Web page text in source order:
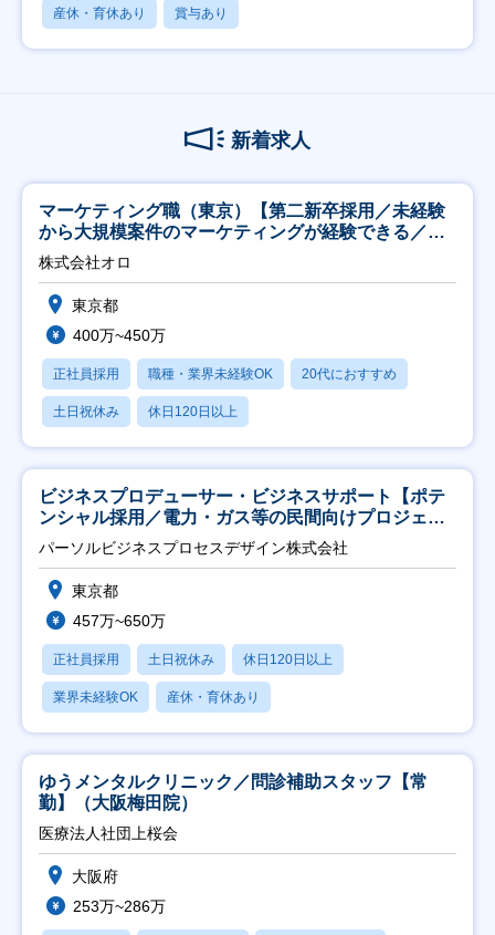
産休・育休あり 賞与あり
新着求人
マーケティング職（東京）【第二新卒採用／未経験
から大規模案件のマーケティングが経験できる／研
修充実】
株式会社オロ
東京都
400万~450万
正社員採用 職種・業界未経験OK 20代におすすめ
土日祝休み 休日120日以上
ビジネスプロデューサー・ビジネスサポート【ポテ
ンシャル採用／電力・ガス等の民間向けプロジェク
ト推進】
パーソルビジネスプロセスデザイン株式会社
東京都
457万~650万
正社員採用 土日祝休み 休日120日以上
業界未経験OK 産休・育休あり
ゆうメンタルクリニック／問診補助スタッフ【常
勤】（大阪梅田院）
医療法人社団上桜会
大阪府
253万~286万